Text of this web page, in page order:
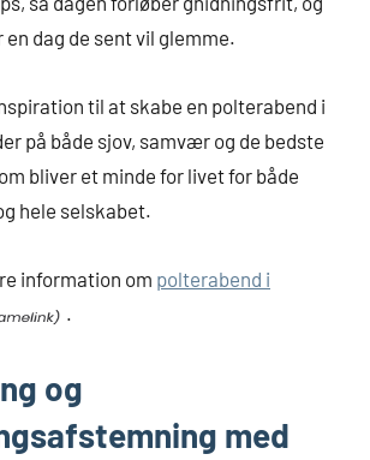
dag de sent vil glemme.
til at skabe en polterabend i
på både sjov, samvær og de bedste
bliver et minde for livet for både
hele selskabet.
information om polterabend i
.
og
med